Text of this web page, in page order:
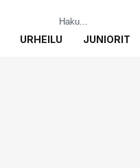
URHEILU JUNIORIT